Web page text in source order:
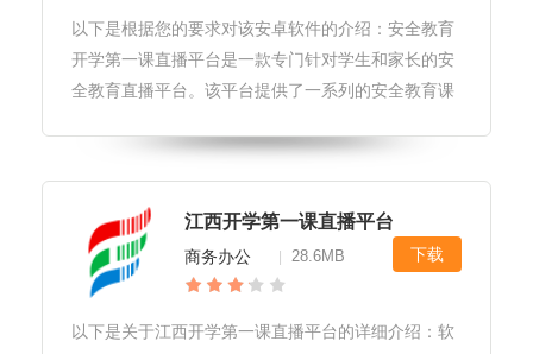
以下是根据您的要求对该安卓软件的介绍：安全教育
开学第一课直播平台是一款专门针对学生和家长的安
全教育直播平台。该平台提供了一系列的安全教育课
安全意识。软件亮点1.丰富的课程内容：平台提供了
多种安全教育课程，包括网络安
江西开学第一课直播平台
商务办公 28.6MB 下载
以下是关于江西开学第一课直播平台的详细介绍：软